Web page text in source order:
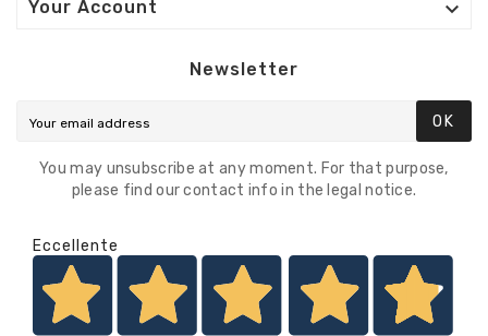
Your Account 
Newsletter
OK
You may unsubscribe at any moment. For that purpose,
please find our contact info in the legal notice.
Eccellente